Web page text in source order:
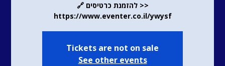
🔗 להזמנת כרטיסים >>
https://www.eventer.co.il/ywysf
Tickets are not on sale
See other events